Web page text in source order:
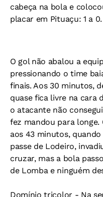
cabeça na bola e
placar em Pituaçu: 1 a 0.
O gol não abalou a
pressionando o time
finais. Aos 30 minutos,
quase fica livre na cara
o atacante não
fez mandou para longe.
aos 43 minutos,
passe de Lodeiro,
cruzar, mas a bola
de Lomba e ninguém
Domínio tricolor - Na